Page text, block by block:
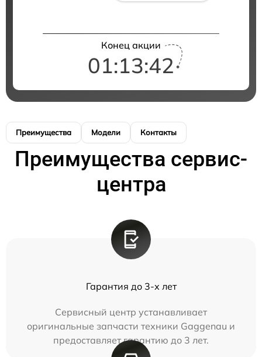
Конец акции
01:13:42
Преимущества Модели Контакты
Преимущества сервис-
центра
Гарантия до 3-х лет
Сервисный центр устанавливает
оригинальные запчасти техники Gaggenau и
предоставляет гарантию до 3 лет.